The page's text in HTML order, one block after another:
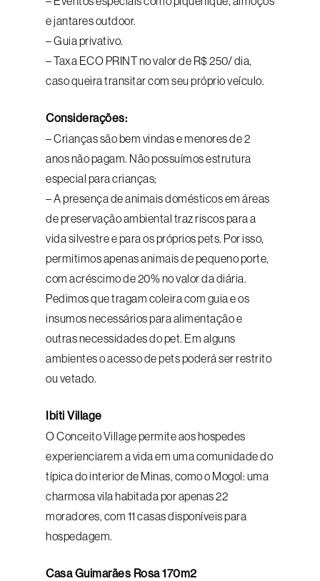
e jantares outdoor.
– Guia privativo.
– Taxa ECO PRINT no valor de R$ 250/ dia,
caso queira transitar com seu próprio veículo.
Considerações:
– Crianças são bem vindas e menores de 2
anos não pagam. Não possuímos estrutura
especial para crianças;
– A presença de animais domésticos em áreas
de preservação ambiental traz riscos para a
vida silvestre e para os próprios pets. Por isso,
permitimos apenas animais de pequeno porte,
com acréscimo de 20% no valor da diária.
Pedimos que tragam coleira com guia e os
insumos necessários para alimentação e
outras necessidades do pet. Em alguns
ambientes o acesso de pets poderá ser restrito
ou vetado.
Ibiti Village
O Conceito Village permite aos hospedes
experienciarem a vida em uma comunidade do
típica do interior de Minas, como o Mogol: uma
charmosa vila habitada por apenas 22
moradores, com 11 casas disponíveis para
hospedagem.
Casa Guimarães Rosa 170m2